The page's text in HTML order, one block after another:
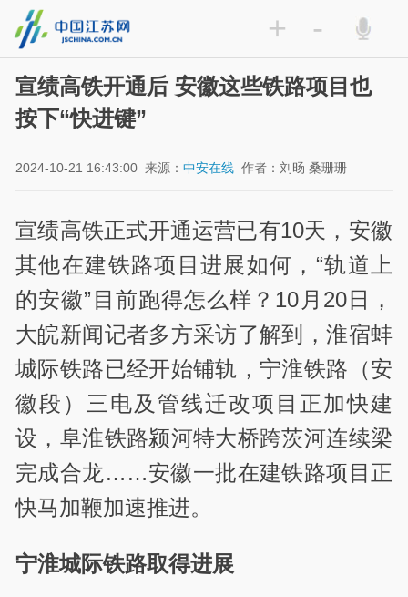
+ -
宣绩高铁开通后 安徽这些铁路项目也
按下“快进键”
2024-10-21 16:43:00 来源：中安在线 作者：刘旸 桑珊珊
宣绩高铁正式开通运营已有10天，安徽
其他在建铁路项目进展如何，“轨道上
的安徽”目前跑得怎么样？10月20日，
大皖新闻记者多方采访了解到，淮宿蚌
城际铁路已经开始铺轨，宁淮铁路（安
徽段）三电及管线迁改项目正加快建
设，阜淮铁路颍河特大桥跨茨河连续梁
完成合龙……安徽一批在建铁路项目正
快马加鞭加速推进。
宁淮城际铁路取得进展